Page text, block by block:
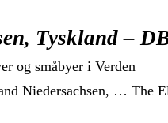
Tyskland –
og småbyer i Verden
Niedersachsen, … The